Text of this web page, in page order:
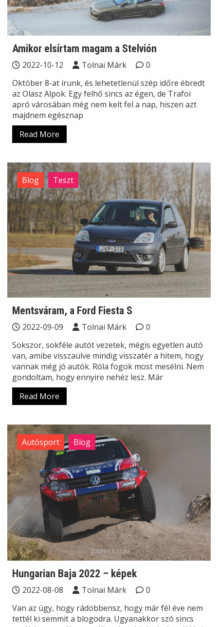
Amikor elsírtam magam a Stelvión
2022-10-12 Tolnai Márk
0
Október 8-at írunk, és lehetetlenül szép időre ébredt
az Olasz Alpok. Egy felhő sincs az égen, de Trafoi
apró városában még nem kelt fel a nap, hiszen azt
majdnem egésznap
Read More
Blog Teszt
Mentsváram, a Ford Fiesta S
2022-09-09 Tolnai Márk
0
Sokszor, sokféle autót vezetek, mégis egyetlen autó
van, amibe visszaülve mindig visszatér a hitem, hogy
vannak még jó autók. Róla fogok most mesélni. Nem
gondoltam, hogy ennyire nehéz lesz. Már
Read More
Autósport Blog
Hungarian Baja 2022 – képek
2022-08-08 Tolnai Márk
0
Van az úgy, hogy rádöbbensz, hogy már fél éve nem
tettél ki semmit a blogodra. Ugyanakkor szó sincs